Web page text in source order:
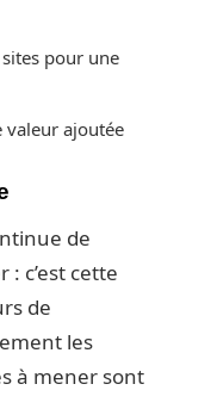
pour une
valeur ajoutée
de
c’est cette
de
les
à mener sont